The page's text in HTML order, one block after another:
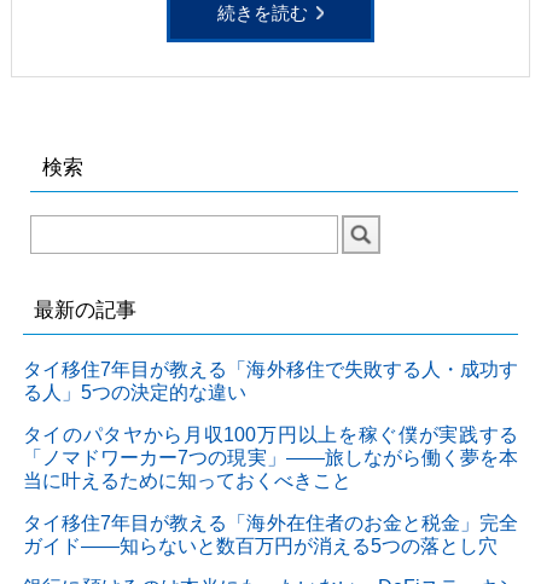
続きを読む
検索
最新の記事
タイ移住7年目が教える「海外移住で失敗する人・成功す
る人」5つの決定的な違い
タイのパタヤから月収100万円以上を稼ぐ僕が実践する
「ノマドワーカー7つの現実」——旅しながら働く夢を本
当に叶えるために知っておくべきこと
タイ移住7年目が教える「海外在住者のお金と税金」完全
ガイド——知らないと数百万円が消える5つの落とし穴